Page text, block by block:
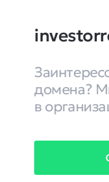
домена?
в